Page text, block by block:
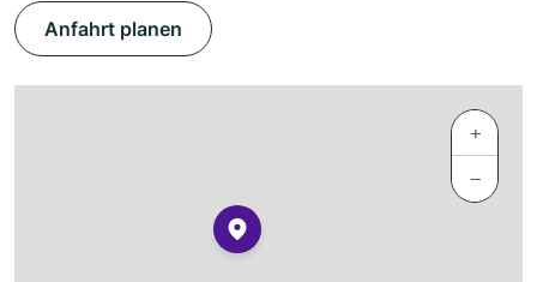
Anfahrt planen
+
−